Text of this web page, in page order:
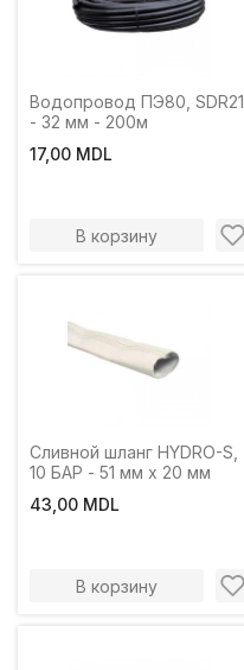
Водопровод ПЭ80, SDR21
- 32 мм - 200м
17,00 MDL
В корзину
Сливной шланг HYDRO-S,
10 БАР - 51 мм x 20 мм
43,00 MDL
В корзину